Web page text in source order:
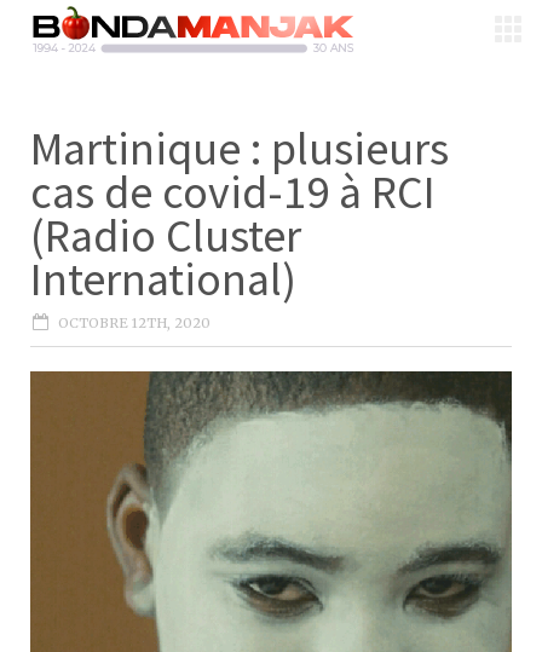
Martinique : plusieurs
cas de covid-19 à RCI
(Radio Cluster
International)
OCTOBRE 12TH, 2020